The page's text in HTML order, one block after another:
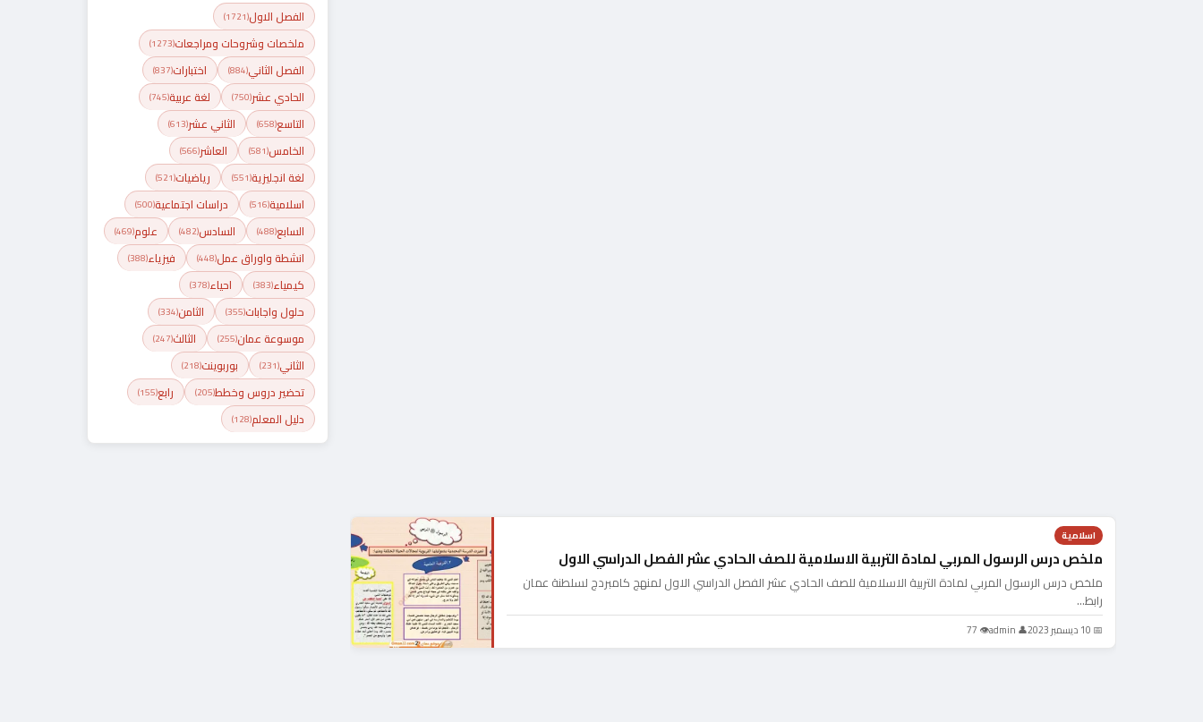
اسلامية
ملخص درس الرسول المربي لمادة التربية الاسلامية للصف الحادي عشر الفصل الدراسي الاول
ملخص درس الرسول المربي لمادة التربية الاسلامية للصف الحادي عشر الفصل الدراسي الاول لمنهج كامبردج لسلطنة عمان
رابط…
📅 10 ديسمبر 2023 👤 admin
👁 77
الفصل الاول(1721)
ملخصات وشروحات ومراجعات(1273)
الفصل الثاني(884) اختبارات(837)
الحادي عشر(750) لغة عربية(745)
التاسع(658) الثاني عشر(613)
الخامس(581) العاشر(566)
لغة انجليزية(551) رياضيات(521)
اسلامية(516) دراسات اجتماعية(500)
السابع(488) السادس(482) علوم(469)
انشطة واوراق عمل(448) فيزياء(388)
كيمياء(383) احياء(378)
حلول واجابات(355) الثامن(334)
موسوعة عمان(255) الثالث(247)
الثاني(231) بوربوينت(218)
تحضير دروس وخطط(205) رابع(155)
دليل المعلم(128)